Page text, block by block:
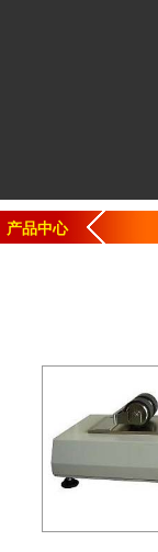
产品中心